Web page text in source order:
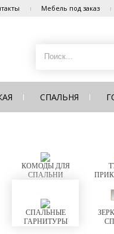
Мебель под заказ
СПАЛЬНЯ
КОМОДЫ ДЛЯ
СПАЛЬНИ
СПАЛЬНЫЕ
ГАРНИТУРЫ